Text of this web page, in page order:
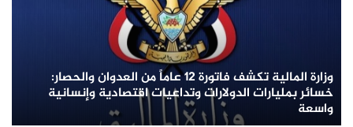
وزارة المالية تكشف فاتورة 12 عاماً من العدوان والحصار:
خسائر بمليارات الدولارات وتداعيات اقتصادية وإنسانية
واسعة